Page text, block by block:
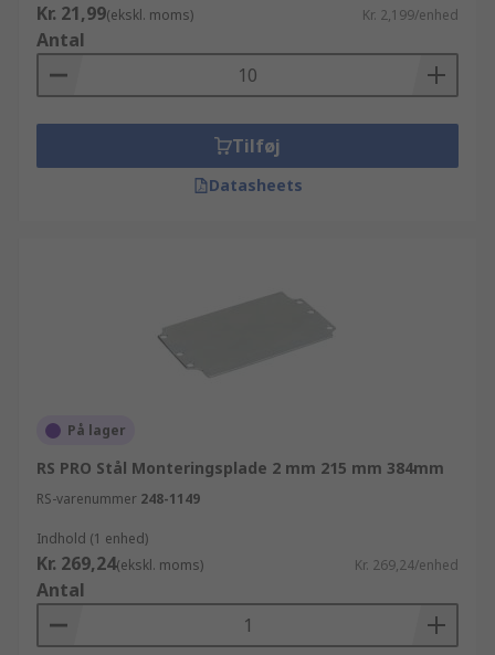
Kr. 21,99(ekskl. moms) Kr. 2,199/enhed
Antal
Tilføj
Datasheets
På lager
RS PRO Stål Monteringsplade 2 mm 215 mm 384mm
RS-varenummer 248-1149
Indhold (1 enhed)
Kr. 269,24(ekskl. moms) Kr. 269,24/enhed
Antal